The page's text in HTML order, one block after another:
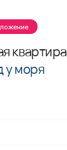
квартира
у моря